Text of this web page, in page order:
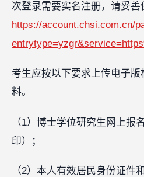
次登录需要实名注册，请妥善
https://account.chsi.com.cn/
考生应按以下要求上传电子
料。
（1）博士学位研究生网上报
印）；
（2）本人有效居民身份证件